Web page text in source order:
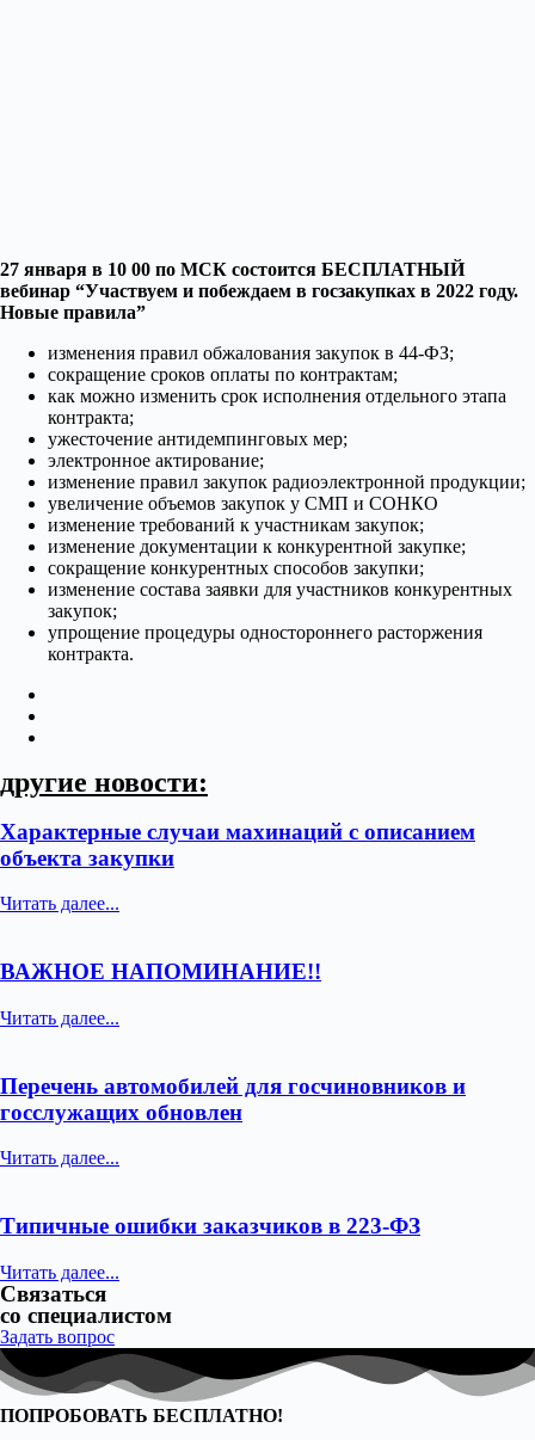
27 января в 10 00 по МСК состоится БЕСПЛАТНЫЙ
вебинар “Участвуем и побеждаем в госзакупках в 2022 году.
Новые правила”
изменения правил обжалования закупок в 44-ФЗ;
сокращение сроков оплаты по контрактам;
как можно изменить срок исполнения отдельного этапа
контракта;
ужесточение антидемпинговых мер;
электронное актирование;
изменение правил закупок радиоэлектронной продукции;
увеличение объемов закупок у СМП и СОНКО
изменение требований к участникам закупок;
изменение документации к конкурентной закупке;
сокращение конкурентных способов закупки;
изменение состава заявки для участников конкурентных
закупок;
упрощение процедуры одностороннего расторжения
контракта.
другие новости:
Характерные случаи махинаций с описанием
объекта закупки
Читать далее...
ВАЖНОЕ НАПОМИНАНИЕ!!
Читать далее...
Перечень автомобилей для госчиновников и
госслужащих обновлен
Читать далее...
Типичные ошибки заказчиков в 223-ФЗ
Читать далее...
Связаться
со специалистом
Задать вопрос
ПОПРОБОВАТЬ БЕСПЛАТНО!